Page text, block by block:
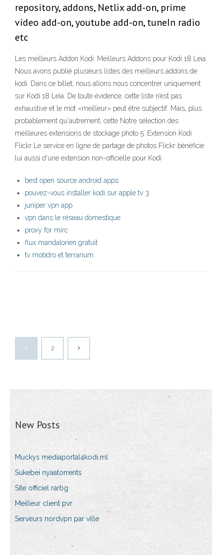
repository, addons, Netlix add-on, prime
video add-on, youtube add-on, tuneIn radio
etc
Les meilleurs Addon Kodi: Meilleurs Addons pour Kodi 18 Leia.
Nous avons publié plusieurs listes des meilleurs addons de
kodi. Dans ce billet, nous allons nous concentrer uniquement
sur Kodi 18 Leia. De toute évidence, cette liste n’est pas
exhaustive et le mot «meilleur» peut être subjectif. Mais, plus
probablement qu'autrement, cette Notre sélection des
meilleures extensions de stockage photo 5. Extension Kodi
Flickr Le service en ligne de partage de photos Flickr bénéficie
lui aussi d'une extension non-officielle pour Kodi
best open source android apps
pouvez-vous installer kodi sur apple tv 3
juniper vpn app
vpn dans le réseau domestique
proxy for mirc
flux mandalorien gratuit
tv mobdro et terrarium
1 2
New Posts
Muckys mediaportal4kodi.ml
Sukebei nyaatorrents
Site officiel rarbg
Meilleur client pvr
Serveurs nordvpn par ville